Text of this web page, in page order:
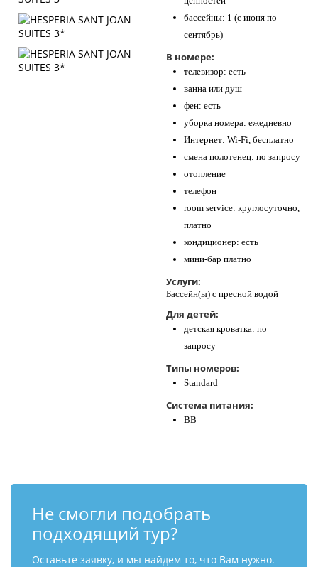
бассейны: 1 (с июня по
сентябрь)
В номере:
телевизор: есть
ванна или душ
фен: есть
уборка номера: ежедневно
Интернет: Wi-Fi, бесплатно
смена полотенец: по запросу
отопление
телефон
room service: круглосуточно,
платно
кондиционер: есть
мини-бар платно
Услуги:
Бассейн(ы) с пресной водой
Для детей:
детская кроватка: по
запросу
Типы номеров:
Standard
Система питания:
BB
Не смогли подобрать
подходящий тур?
Оставьте заявку, и мы найдем то, что Вам нужно.